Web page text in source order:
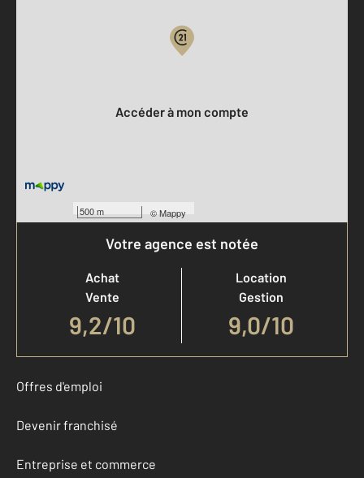
500 m ©Mappy
Accéder à mon compte
Votre agence est notée
Achat
Vente
9,2/10
Location
Gestion
9,0/10
Offres d'emploi
Devenir franchisé
Entreprise et commerce